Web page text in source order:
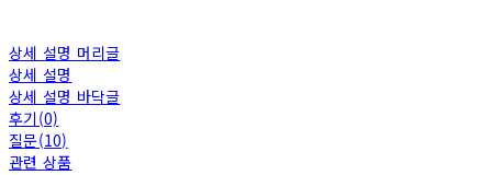
상세 설명 머리글
상세 설명
상세 설명 바닥글
후기(0)
질문(10)
관련 상품